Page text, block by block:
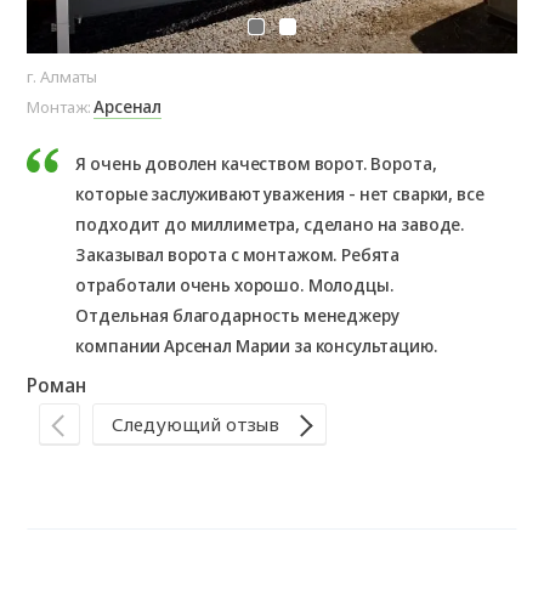
г. Алматы
Монтаж:Арсенал
Я очень доволен качеством ворот. Ворота,
которые заслуживают уважения - нет сварки, все
подходит до миллиметра, сделано на заводе.
Заказывал ворота с монтажом. Ребята
отработали очень хорошо. Молодцы.
Отдельная благодарность менеджеру
компании Арсенал Марии за консультацию.
Роман
Следующий отзыв